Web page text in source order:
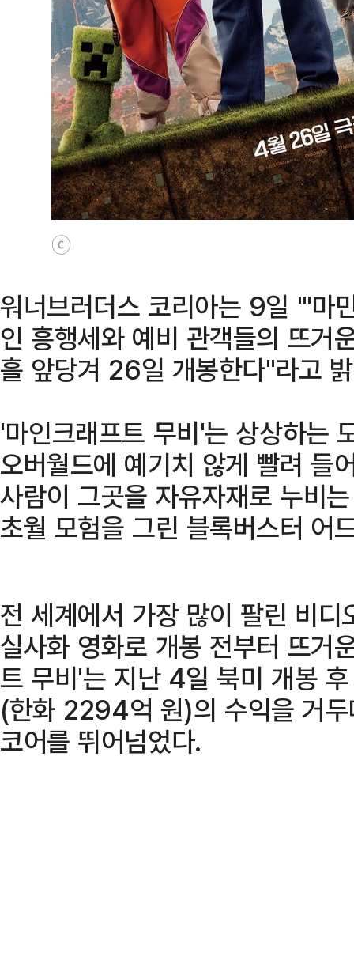
ⓒ
워너브러더스 코리아는 9일 "'마
인 흥행세와 예비 관객들의 뜨거
흘 앞당겨 26일 개봉한다"라고
'마인크래프트 무비'는 상상하는
오버월드에 예기치 않게 빨려 들
사람이 그곳을 자유자재로 누비
초월 모험을 그린 블록버스터 어
전 세계에서 가장 많이 팔린 비
실사화 영화로 개봉 전부터 뜨거
트 무비'는 지난 4일 북미 개봉
(한화 2294억 원)의 수익을 거
코어를 뛰어넘었다.